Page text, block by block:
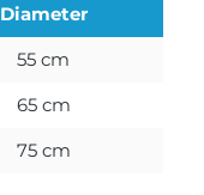
Diameter
55 cm
65 cm
75 cm